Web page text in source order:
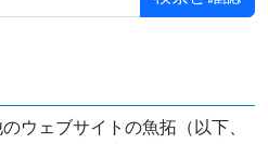
ウェブサイトの魚拓（以下、